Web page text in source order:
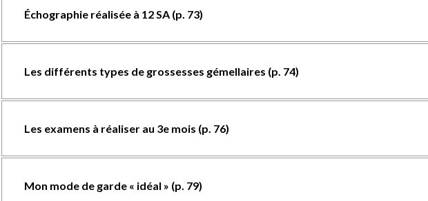
Échographie réalisée à 12 SA (p. 73)
Les différents types de grossesses gémellaires (p. 74)
Les examens à réaliser au 3e mois (p. 76)
Mon mode de garde « idéal » (p. 79)